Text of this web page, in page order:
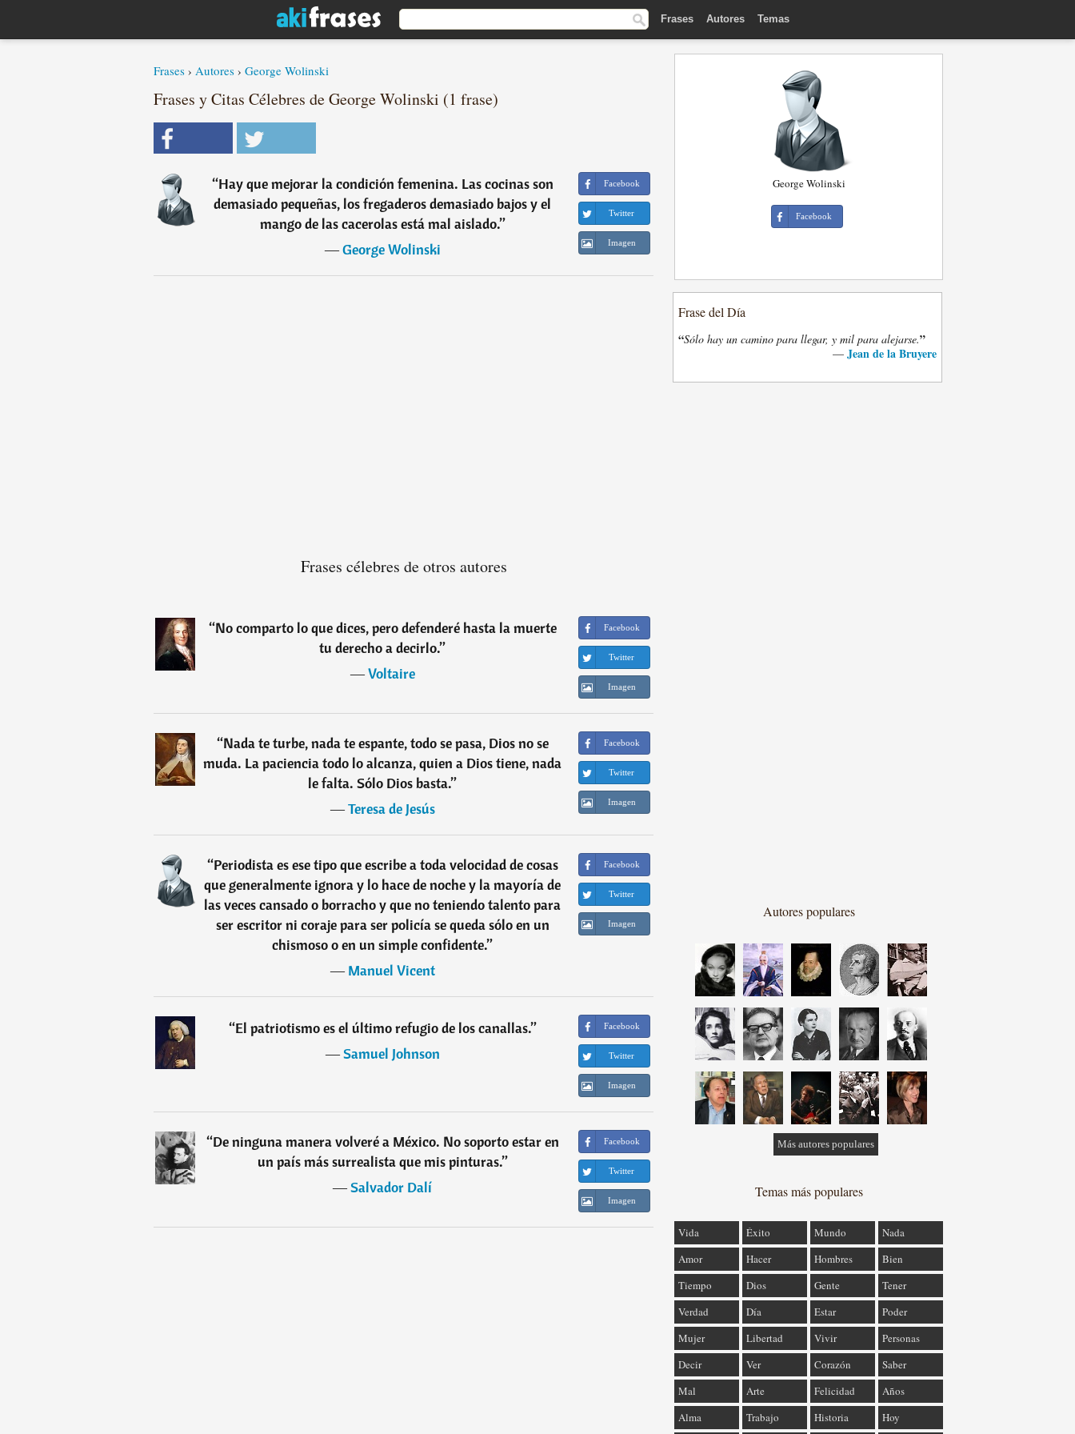
Frases Autores Temas
Frases › Autores › George Wolinski
Frases y Citas Célebres de George Wolinski (1 frase)
“Hay que mejorar la condición femenina. Las cocinas son
demasiado pequeñas, los fregaderos demasiado bajos y el
mango de las cacerolas está mal aislado.”
―George Wolinski
Facebook
Twitter
Imagen
Frases célebres de otros autores
“No comparto lo que dices, pero defenderé hasta la muerte
tu derecho a decirlo.”
―Voltaire
Facebook
Twitter
Imagen
“Nada te turbe, nada te espante, todo se pasa, Dios no se
muda. La paciencia todo lo alcanza, quien a Dios tiene, nada
le falta. Sólo Dios basta.”
―Teresa de Jesús
Facebook
Twitter
Imagen
“Periodista es ese tipo que escribe a toda velocidad de cosas
que generalmente ignora y lo hace de noche y la mayoría de
las veces cansado o borracho y que no teniendo talento para
ser escritor ni coraje para ser policía se queda sólo en un
chismoso o en un simple confidente.”
―Manuel Vicent
Facebook
Twitter
Imagen
“El patriotismo es el último refugio de los canallas.”
―Samuel Johnson
Facebook
Twitter
Imagen
“De ninguna manera volveré a México. No soporto estar en
un país más surrealista que mis pinturas.”
―Salvador Dalí
Facebook
Twitter
Imagen
George Wolinski
Facebook
Frase del Día
“Sólo hay un camino para llegar, y mil para alejarse.”
— Jean de la Bruyere
Autores populares
Más autores populares
Temas más populares
Vida Éxito Mundo
Nada
Amor
Hacer Hombres
Bien
Tiempo
Dios Gente
Tener
Verdad
Día Estar
Poder
Mujer
Libertad Vivir
Personas
Decir
Ver Corazón
Saber
Mal
Arte Felicidad
Años
Alma
Trabajo Historia Hoy